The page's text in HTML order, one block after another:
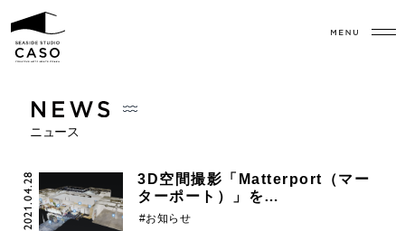
ニュース
2021.04.28
3D空間撮影「Matterport（マー
ターポート）」を…
#お知らせ